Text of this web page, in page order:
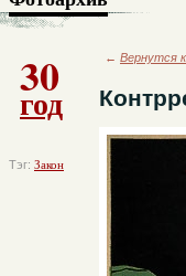
30
год
Тэг: Закон
← Вернутся